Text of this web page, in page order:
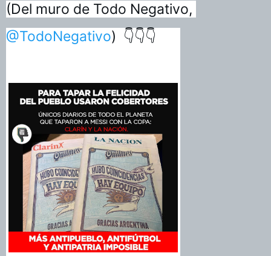
(Del muro de Todo Negativo,
@TodoNegativo)  👇👇👇